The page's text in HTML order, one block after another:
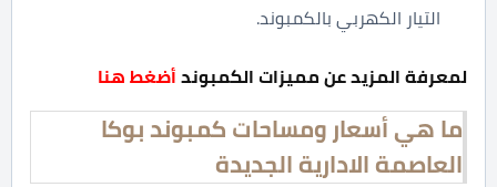
التيار الكهربي بالكمبوند.
لمعرفة المزيد عن مميزات الكمبوندأضغط هنا
ما هي أسعار ومساحات كمبوند بوكا
العاصمة الادارية الجديدة